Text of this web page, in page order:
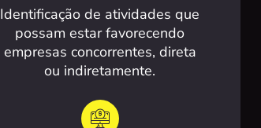
Identificação de atividades que
possam estar favorecendo
empresas concorrentes, direta
ou indiretamente.